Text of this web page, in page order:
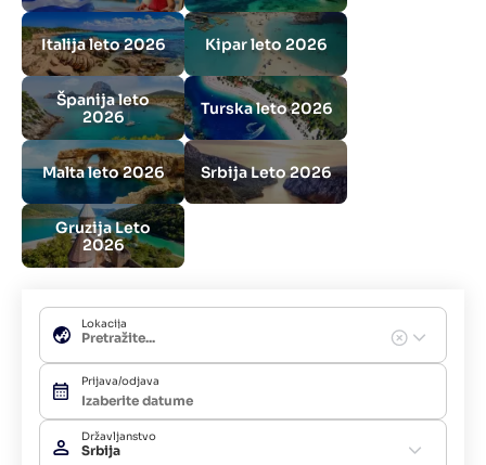
Italija leto 2026 Kipar leto 2026
Španija leto
2026
Turska leto 2026
Malta leto 2026 Srbija Leto 2026
Gruzija Leto
2026
Lokacija
Prijava/odjava
Državljanstvo
Srbija